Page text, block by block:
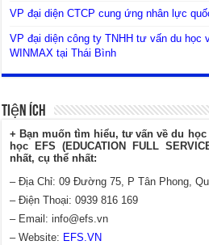
VP đại diện CTCP cung ứng nhân lực
VP đại diện công ty TNHH tư vấn du học
WINMAX tại Thái Bình
Tiện Ích
+ Bạn muốn tìm hiểu, tư vấn về du
học EFS (EDUCATION FULL
nhất, cụ thể nhất:
– Địa Chỉ: 09 Đường 75, P Tân Phong,
– Điện Thoại: 0939 816 169
– Email:info@efs.vn
– Website: EFS.VN